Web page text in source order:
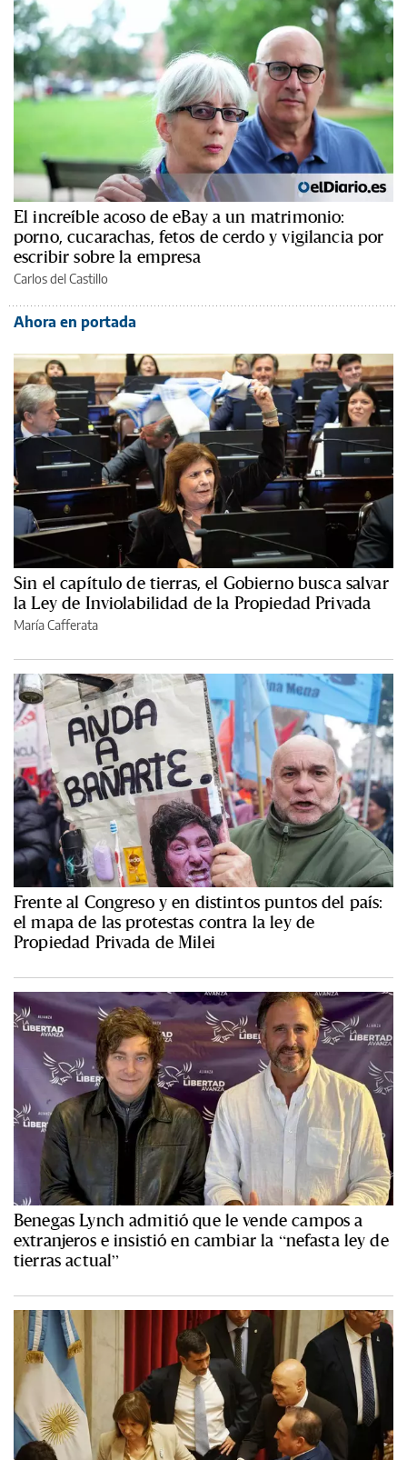
El increíble acoso de eBay a un matrimonio:
porno, cucarachas, fetos de cerdo y vigilancia por
escribir sobre la empresa
Carlos del Castillo
Ahora en portada
Sin el capítulo de tierras, el Gobierno busca salvar
la Ley de Inviolabilidad de la Propiedad Privada
María Cafferata
Frente al Congreso y en distintos puntos del país:
el mapa de las protestas contra la ley de
Propiedad Privada de Milei
Benegas Lynch admitió que le vende campos a
extranjeros e insistió en cambiar la “nefasta ley de
tierras actual”